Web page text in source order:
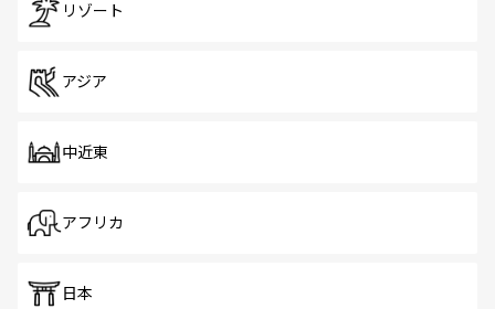
リゾート
アジア
中近東
アフリカ
日本